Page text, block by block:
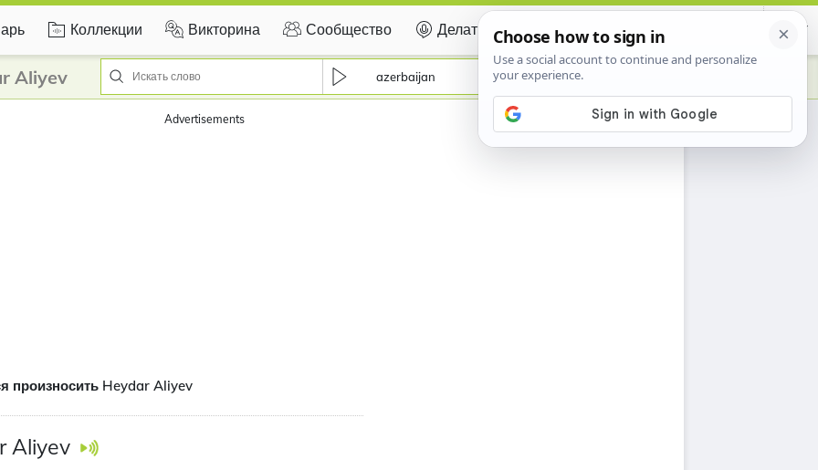
Коллекции Викторина Сообщество Делать вклад Certificate
Aliyev azerbaijan
Advertisements
произносить Heydar Aliyev
Aliyev